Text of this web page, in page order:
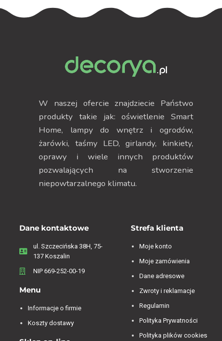
W naszej ofercie znajdziecie Państwo
produkty takie jak: oświetlenie Smart
Home, lampy do wnętrz i ogrodów,
żarówki, taśmy LED, girlandy, kinkiety,
oprawy i wiele innych produktów
pozwalających na stworzenie
niepowtarzalnego klimatu.
Dane kontaktowe
ul. Szczecińska 38H, 75-
137 Koszalin
NIP 669-252-00-19
Menu
Informacje o firmie
Koszty dostawy
Strefa klienta
Moje konto
Moje zamówienia
Dane adresowe
Zwroty i reklamacje
Regulamin
Polityka Prywatności
Polityka plików cookies